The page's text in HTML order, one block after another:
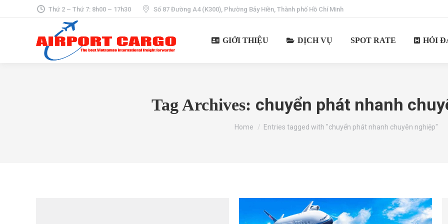
Thứ 2 – Thứ 7: 8h00 – 17h30 Số 87 Đường A4 (K300), Phường Bảy Hiền, Thành phố Hồ Chí Minh
GIỚI THIỆU DỊCH VỤ SPOT RATE HỎI
Tag Archives: chuyển phát nhanh
You are here:
Home Entries tagged with "chuyển phát nhanh chuyên nghiệp"